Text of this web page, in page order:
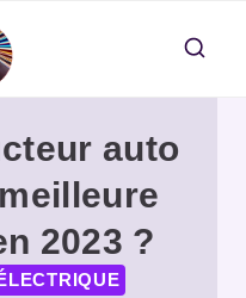
auto
2023 ?